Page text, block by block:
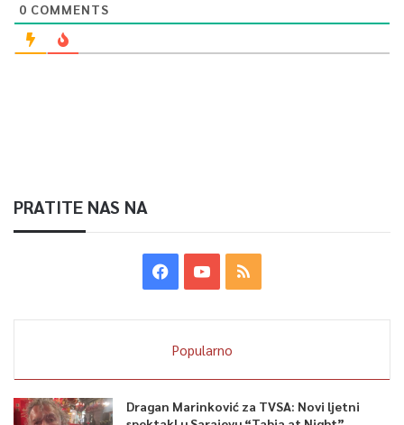
0 COMMENTS
PRATITE NAS NA
Popularno
Dragan Marinković za TVSA: Novi ljetni